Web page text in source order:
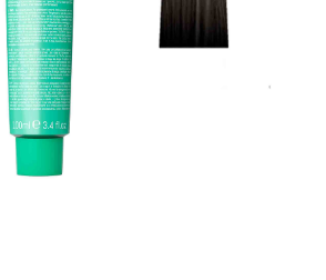
Догляд за тілом
Догляд за шкірою обличчя
SHOT
SHOT